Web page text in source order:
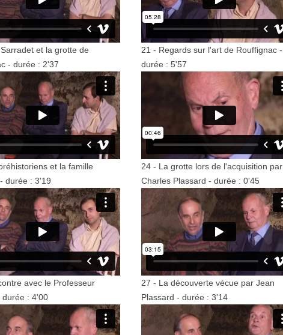
et la grotte de
- durée : 2'37
21 - Regards sur l'art de Rouffignac -
durée : 5'57
et la famille
durée : 3'19
24 - La grotte lors de l'acquisition par
Charles Plassard - durée : 0'45
avec le Professeur
durée : 4'00
27 - La découverte vécue par Jean
Plassard - durée : 3'14